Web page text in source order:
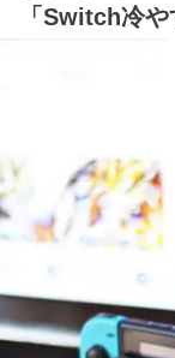
「Switch冷